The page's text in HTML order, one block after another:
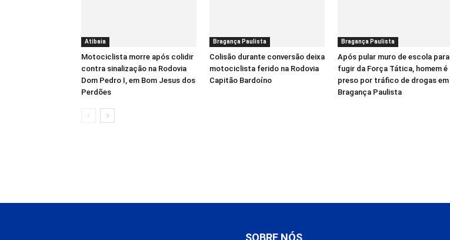
Atibaia
Motociclista morre após colidir
contra sinalização na Rodovia
Dom Pedro I, em Bom Jesus dos
Perdões
Bragança Paulista
Colisão durante conversão deixa
motociclista ferido na Rodovia
Capitão Bardoíno
Bragança Paulista
Após pular muro de escola para
fugir da Força Tática, homem é
preso por tráfico de drogas em
Bragança Paulista
SOBRE NÓS